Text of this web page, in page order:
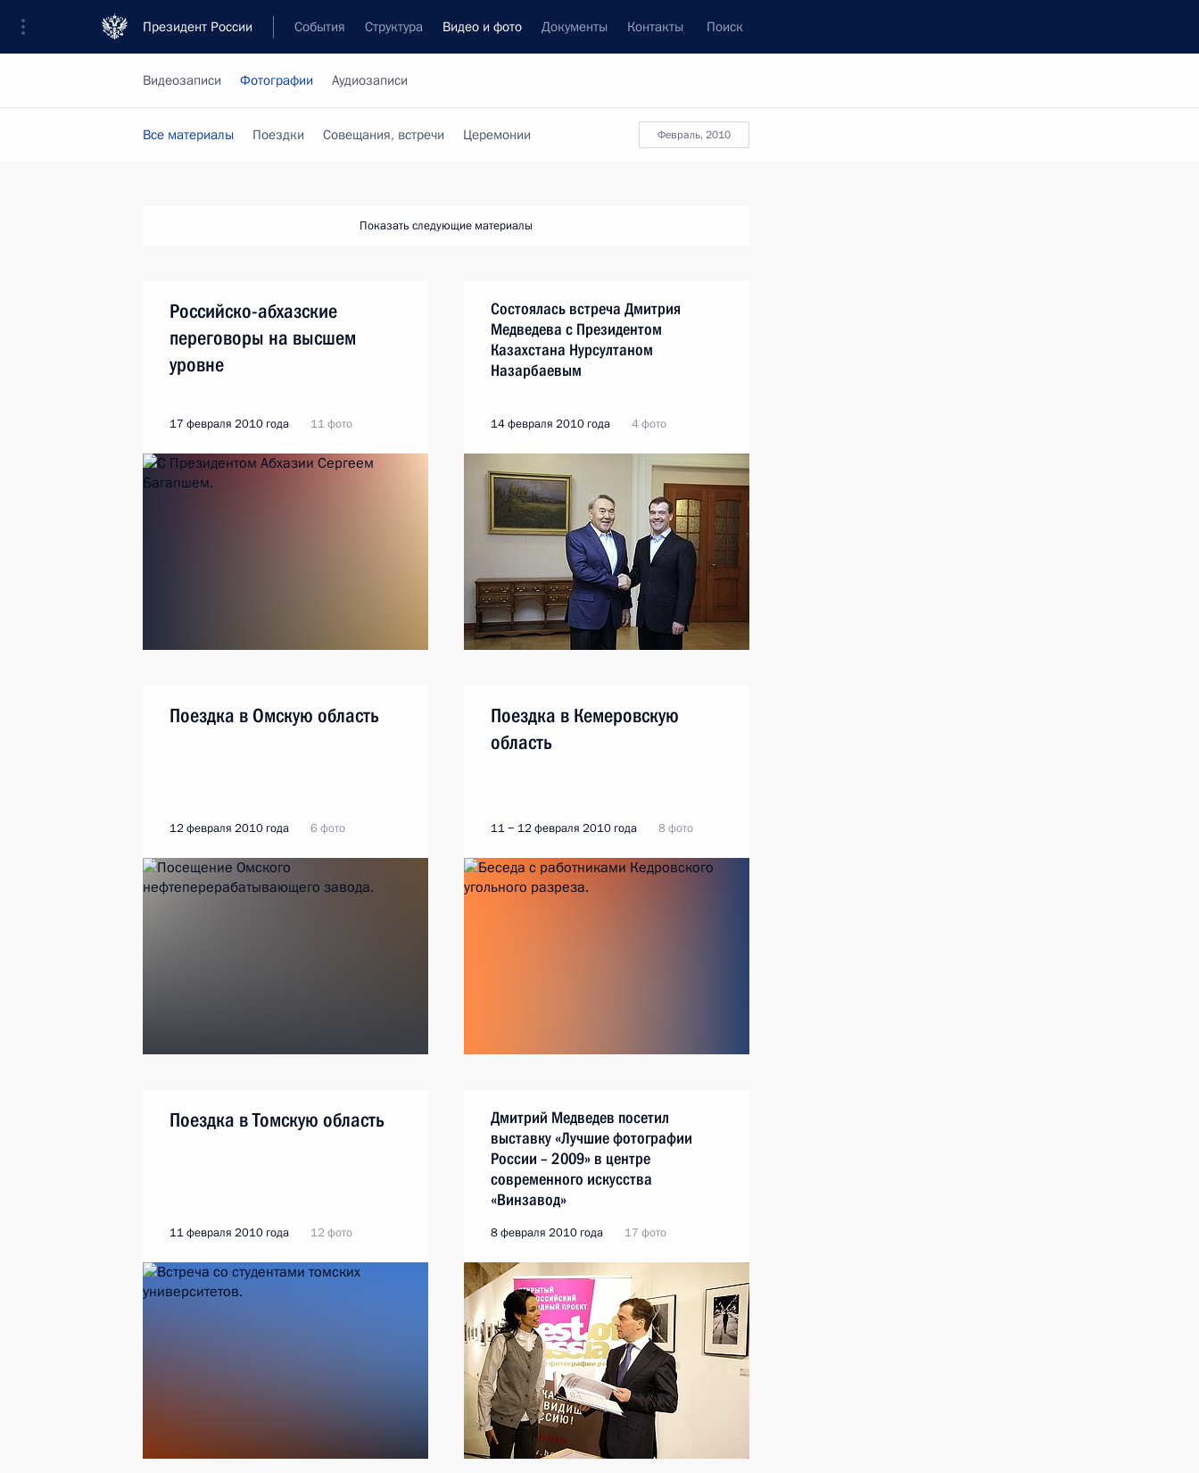
Президент России События Структура Видео и фото Документы Контакты Поиск
Видеозаписи Фотографии Аудиозаписи
февраль, 2010
Все материалы Поездки Совещания, встречи Церемонии
Показать следующие материалы
Российско-абхазские
переговоры на высшем
уровне
17 февраля 2010 года 11 фото
Состоялась встреча Дмитрия
Медведева с Президентом
Казахстана Нурсултаном
Назарбаевым
14 февраля 2010 года 4 фото
Поездка в Омскую область
12 февраля 2010 года 6 фото
Поездка в Кемеровскую
область
11 − 12 февраля 2010 года 8 фото
Поездка в Томскую область
11 февраля 2010 года 12 фото
Дмитрий Медведев посетил
выставку «Лучшие фотографии
России – 2009» в центре
современного искусства
«Винзавод»
8 февраля 2010 года 17 фото